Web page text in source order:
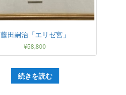
藤田嗣治「エリゼ宮」
¥58,800
続きを読む